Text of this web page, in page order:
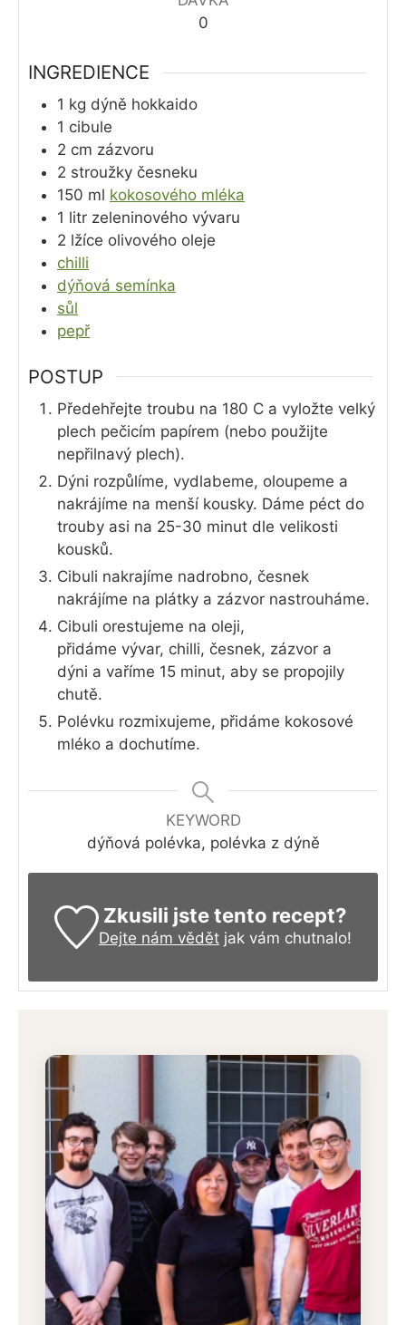
0
INGREDIENCE
1 kg dýně hokkaido
1 cibule
2 cm zázvoru
2 stroužky česneku
150 ml kokosového mléka
1 litr zeleninového vývaru
2 lžíce olivového oleje
chilli
dýňová semínka
sůl
pepř
POSTUP
Předehřejte troubu na 180 C a vyložte velký
plech pečicím papírem (nebo použijte
nepřilnavý plech).
Dýni rozpůlíme, vydlabeme, oloupeme a
nakrájíme na menší kousky. Dáme péct do
trouby asi na 25-30 minut dle velikosti
kousků.
Cibuli nakrajíme nadrobno, česnek
nakrájíme na plátky a zázvor nastrouháme.
Cibuli orestujeme na oleji,
přidáme vývar, chilli, česnek, zázvor a
dýni a vaříme 15 minut, aby se propojily
chutě.
Polévku rozmixujeme, přidáme kokosové
mléko a dochutíme.
KEYWORD
dýňová polévka, polévka z dýně
Zkusili jste tento recept?
Dejte nám vědětjak vám chutnalo!